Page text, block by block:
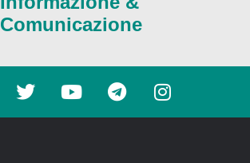
Comunicazione